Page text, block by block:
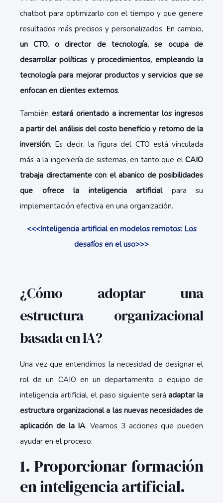
chatbot para optimizarlo con el tiempo y que genere
resultados más precisos y personalizados. En cambio,
un CTO, o director de tecnología, se ocupa de
desarrollar políticas y procedimientos, empleando la
tecnología para mejorar productos y servicios que se
enfocan en clientes externos.
También estará orientado a incrementar los ingresos
a partir del análisis del costo beneficio y retorno de la
inversión. Es decir, la figura del CTO está vinculada
más a la ingeniería de sistemas, en tanto que elCAIO
trabaja directamente con el abanico de posibilidades
que ofrece la inteligencia artificialpara su
implementación efectiva en una organización.
<<<Inteligencia artificial en modelos remotos: Los
desafíos en el uso>>>
¿Cómo adoptar una
estructura organizacional
basada en IA?
Una vez que entendimos la necesidad de designar el
rol de un CAIO en un departamento o equipo de
inteligencia artificial, el paso siguiente seráadaptar la
estructura organizacional a las nuevas necesidades de
aplicación de la IA. Veamos 3 acciones que pueden
ayudar en el proceso.
1. Proporcionar formación
en inteligencia artificial.